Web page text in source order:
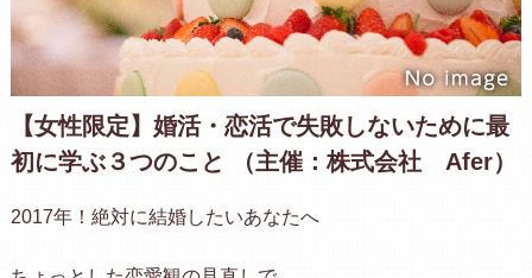
【女性限定】婚活・恋活で失敗しないために最
初に学ぶ３つのこと （主催：株式会社 Afer）
2017年！絶対に結婚したいあなたへ